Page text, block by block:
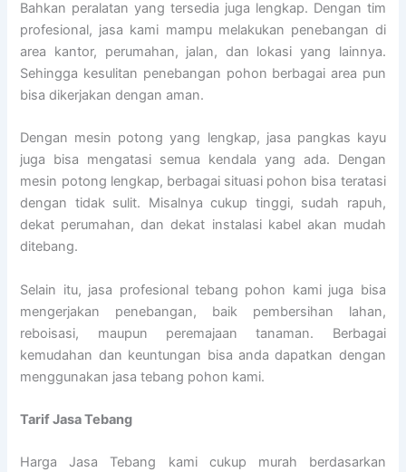
Bahkan peralatan yang tersedia juga lengkap. Dengan tim
profesional, jasa kami mampu melakukan penebangan di
area kantor, perumahan, jalan, dan lokasi yang lainnya.
Sehingga kesulitan penebangan pohon berbagai area pun
bisa dikerjakan dengan aman.
Dengan mesin potong yang lengkap, jasa pangkas kayu
juga bisa mengatasi semua kendala yang ada. Dengan
mesin potong lengkap, berbagai situasi pohon bisa teratasi
dengan tidak sulit. Misalnya cukup tinggi, sudah rapuh,
dekat perumahan, dan dekat instalasi kabel akan mudah
ditebang.
Selain itu, jasa profesional tebang pohon kami juga bisa
mengerjakan penebangan, baik pembersihan lahan,
reboisasi, maupun peremajaan tanaman. Berbagai
kemudahan dan keuntungan bisa anda dapatkan dengan
menggunakan jasa tebang pohon kami.
TarifJasa Tebang
Harga Jasa Tebang kami cukup murah berdasarkan